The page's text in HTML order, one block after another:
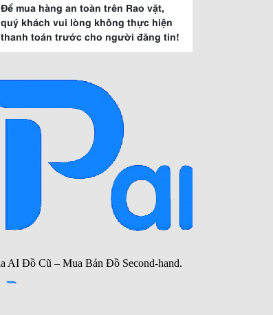
Để mua hàng an toàn trên Rao vặt,
quý khách vui lòng không thực hiện
thanh toán trước cho người đăng tin!